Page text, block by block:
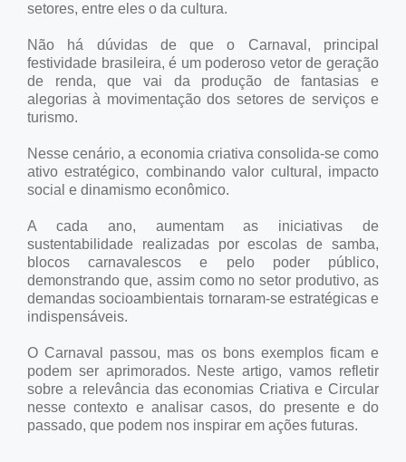
setores, entre eles o da cultura.
Não há dúvidas de que o Carnaval, principal
festividade brasileira, é um poderoso vetor de geração
de renda, que vai da produção de fantasias e
alegorias à movimentação dos setores de serviços e
turismo.
Nesse cenário, a economia criativa consolida-se como
ativo estratégico, combinando valor cultural, impacto
social e dinamismo econômico.
A cada ano, aumentam as iniciativas de
sustentabilidade realizadas por escolas de samba,
blocos carnavalescos e pelo poder público,
demonstrando que, assim como no setor produtivo, as
demandas socioambientais tornaram-se estratégicas e
indispensáveis.
O Carnaval passou, mas os bons exemplos ficam e
podem ser aprimorados. Neste artigo, vamos refletir
sobre a relevância das economias Criativa e Circular
nesse contexto e analisar casos, do presente e do
passado, que podem nos inspirar em ações futuras.